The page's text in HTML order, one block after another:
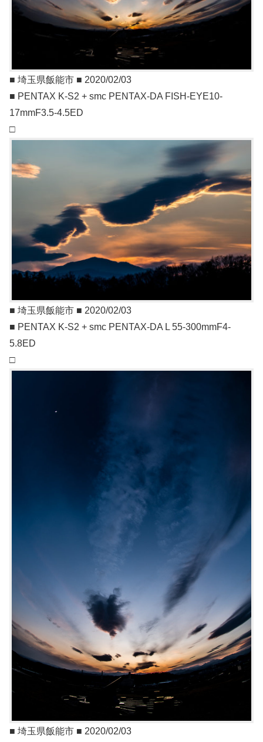
■ 埼玉県飯能市 ■ 2020/02/03
■ PENTAX K-S2 + smc PENTAX-DA FISH-EYE10-
17mmF3.5-4.5ED
□
■ 埼玉県飯能市 ■ 2020/02/03
■ PENTAX K-S2 + smc PENTAX-DA L 55-300mmF4-
5.8ED
□
■ 埼玉県飯能市 ■ 2020/02/03